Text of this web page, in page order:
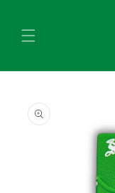
al contenido
información